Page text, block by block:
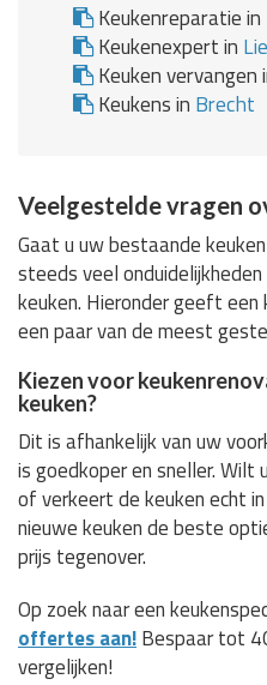
Keukenreparatie in
Keukenexpert in
Keuken vervangen
Keukens in Brecht
Veelgestelde vragen
Gaat u uw bestaande
steeds veel
keuken. Hieronder geeft
een paar van de meest
Kiezen voor
keuken?
Dit is afhankelijk van uw
is goedkoper en sneller. Wilt
of verkeert de keuken echt
nieuwe keuken de beste
prijs tegenover.
Op zoek naar een
offertes aan!Bespaar tot
vergelijken!